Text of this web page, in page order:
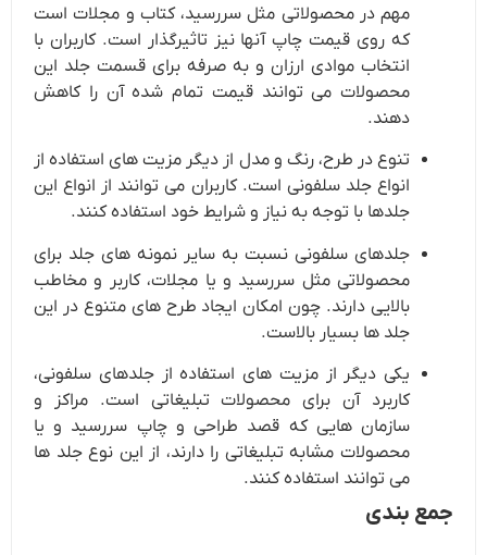
مهم در محصولاتی مثل سررسید، کتاب و مجلات است
که روی قیمت چاپ آنها نیز تاثیرگذار است. کاربران با
انتخاب موادی ارزان و به صرفه برای قسمت جلد این
محصولات می توانند قیمت تمام شده آن را کاهش
دهند.
تنوع در طرح، رنگ و مدل از دیگر مزیت های استفاده از
انواع جلد سلفونی است. کاربران می توانند از انواع این
جلدها با توجه به نیاز و شرایط خود استفاده کنند.
جلدهای سلفونی نسبت به سایر نمونه های جلد برای
محصولاتی مثل سررسید و یا مجلات، کاربر و مخاطب
بالایی دارند. چون امکان ایجاد طرح های متنوع در این
جلد ها بسیار بالاست.
یکی دیگر از مزیت های استفاده از جلدهای سلفونی،
کاربرد آن برای محصولات تبلیغاتی است. مراکز و
سازمان هایی که قصد طراحی و چاپ سررسید و یا
محصولات مشابه تبلیغاتی را دارند، از این نوع جلد ها
می توانند استفاده کنند.
جمع بندی